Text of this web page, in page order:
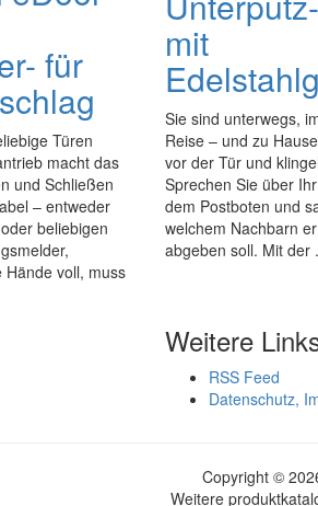
für
Türen
macht das
und Schließen
– entweder
beliebigen
voll, muss
mit
Sie sind unterwegs,
Reise – und zu
vor der Tür und
Sprechen Sie über
dem Postboten und
welchem Nachbarn
abgeben soll. Mit der
Weitere
RSS Feed
Datenschutz,
Copyright ©
Weitere